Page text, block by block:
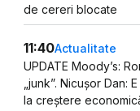
de cereri blocate
11:40Actualitate
UPDATE Moody’s:
„junk”. Nicușor Dan:
la creștere